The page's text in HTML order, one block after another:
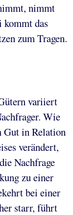
nimmt
kommt das
zum Tragen.
variiert
Wie
Gut in Relation
verändert,
Nachfrage
zu einer
bei einer
starr, führt